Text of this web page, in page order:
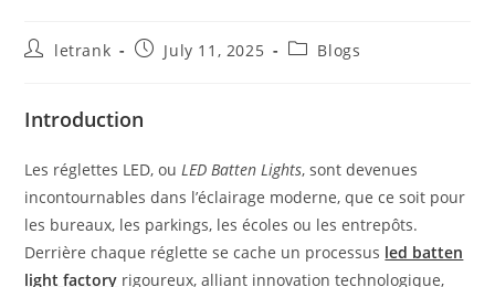
Postletrank
PostJuly 11, 2025
PostBlogs
Introduction
Les réglettes LED, ouLED Batten Lights, sont devenues
incontournables dans l’éclairage moderne, que ce soit pour
les bureaux, les parkings, les écoles ou les entrepôts.
Derrière chaque réglette se cache un processus led batten
light factory rigoureux, alliant innovation technologique,